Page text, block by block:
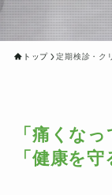
トップ 定期検診・ク
「痛くな
「健康を